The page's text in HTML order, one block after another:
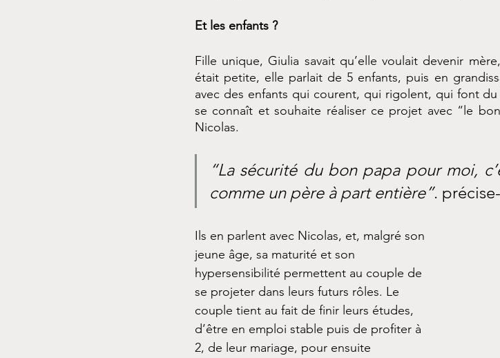
Et les enfants ?
Fille unique, Giulia savait qu’elle voulait devenir
était petite, elle parlait de 5 enfants, puis en
avec des enfants qui courent, qui rigolent, qui font
se connaît et souhaite réaliser ce projet avec “le
Nicolas.
“La sécurité du bon papa pour moi,
comme un père à part entière”.
Ils en parlent avec Nicolas, et, malgré son
jeune âge, sa maturité et son
hypersensibilité permettent au couple de
se projeter dans leurs futurs rôles. Le
couple tient au fait de finir leurs études,
d’être en emploi stable puis de profiter à
2, de leur mariage, pour ensuite